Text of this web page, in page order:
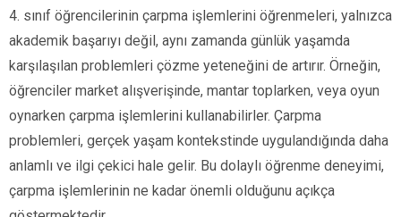
4. sınıf öğrencilerinin çarpma işlemlerini öğrenmeleri, yalnızca
akademik başarıyı değil, aynı zamanda günlük yaşamda
karşılaşılan problemleri çözme yeteneğini de artırır. Örneğin,
öğrenciler market alışverişinde, mantar toplarken, veya oyun
oynarken çarpma işlemlerini kullanabilirler. Çarpma
problemleri, gerçek yaşam kontekstinde uygulandığında daha
anlamlı ve ilgi çekici hale gelir. Bu dolaylı öğrenme deneyimi,
çarpma işlemlerinin ne kadar önemli olduğunu açıkça